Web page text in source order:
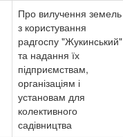
Про вилучення земель
з користування
радгоспу "Жукинський"
та надання їх
підприємствам,
організаціям і
установам для
колективного
садівництва